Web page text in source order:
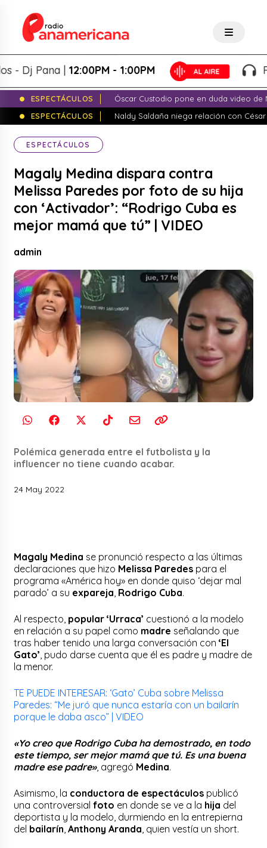
Pana |12:00PM - 1:00PM
ESPECTÁCULOS
Óscar Custodio pone en duda video de
ESPECTÁCULOS
Naldy Saldaña niega relación con
ESPECTÁCULOS
Magaly Medina dispara contra
Melissa Paredes por foto de su hija
con ‘Activador’: “Rodrigo Cuba es
mejor mamá que tú” | VIDEO
admin
Polémica generada entre el futbolista y la
influencer no tiene cuando acabar.
24 May 2022
Magaly Medina se pronunció respecto a las últimas
declaraciones que hizo Melissa Paredes para el
programa «América hoy» en donde quiso ‘dejar mal
parado’ a su expareja Rodrigo Cuba.
Al respecto, popular ‘Urraca’ cuestionó a la modelo
en relación a su papel como madre señalando que
tras haber tenido una larga conversación con‘El
Gato’ , pudo darse cuenta que él es padre y madre de
la menor.
TE PUEDE INTERESAR: ‘Gato’ Cuba sobre Melissa
Paredes: “Me juró que nunca estaría con un bailarín
porque le daba asco” | VIDEO
«Yo creo que Rodrigo Cuba ha demostrado, en todo
este tiempo, ser mejor mamá que tú. Es una buena
madre ese padre», agregó Medina.
Asimismo, la conductora de espectáculos publicó
una controversialfoto en donde se ve a la hija del
deportista y la modelo, durmiendo en la entrepierna
del bailarín ,Anthony Aranda , quien vestía un short.